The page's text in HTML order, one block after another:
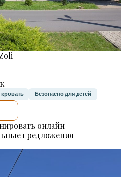
кровать Безопасно для детей
онлайн
предложения